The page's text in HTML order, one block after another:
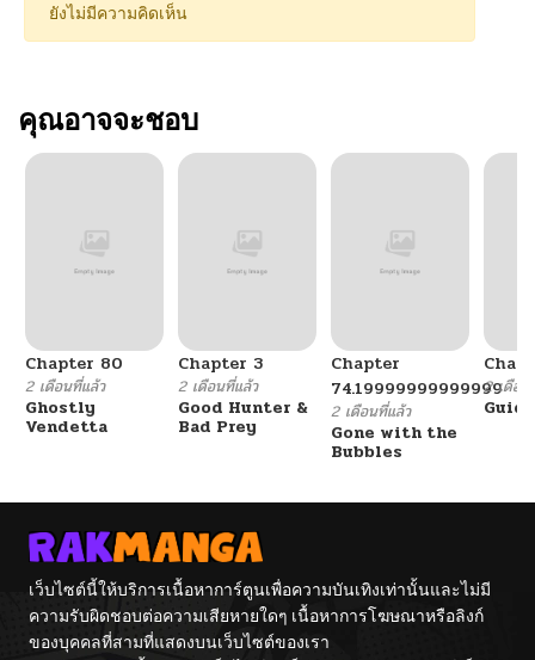
ยังไม่มีความคิดเห็น
คุณอาจจะชอบ
Chapter 80
2 เดือนที่แล้ว
Ghostly
Vendetta
Chapter 3
2 เดือนที่แล้ว
Good Hunter &
Bad Prey
Chapter
74.19999999999999
2 เดือนที่แล้ว
Gone with the
Bubbles
2 เดือน
เว็บไซต์นี้ให้บริการเนื้อหาการ์ตูนเพื่อความบันเทิงเท่านั้นและไม่มี
ความรับผิดชอบต่อความเสียหายใดๆ เนื้อหาการโฆษณาหรือลิงก์
ของบุคคลที่สามที่แสดงบนเว็บไซต์ของเรา